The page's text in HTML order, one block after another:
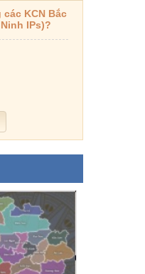
KCN Bắc
IPs)?